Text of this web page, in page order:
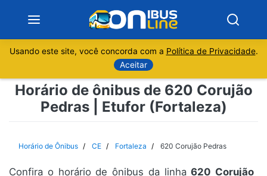
Sobre
Usando este site, você concorda com a Política de Privacidade.
Aceitar
Horário de ônibus de 620 Corujão
Pedras | Etufor (Fortaleza)
Horário de Ônibus CE Fortaleza 620 Corujão Pedras
Confira o horário de ônibus da linha620 Corujão